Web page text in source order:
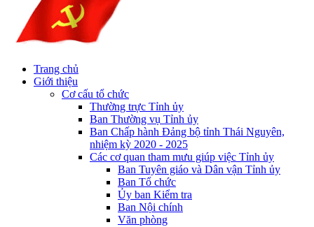
Trang chủ
Giới thiệu
Cơ cấu tổ chức
Thường trực Tỉnh ủy
Ban Thường vụ Tỉnh ủy
Ban Chấp hành Đảng bộ tỉnh Thái Nguyên,
nhiệm kỳ 2020 - 2025
Các cơ quan tham mưu giúp việc Tỉnh ủy
Ban Tuyên giáo và Dân vận Tỉnh ủy
Ban Tổ chức
Ủy ban Kiểm tra
Ban Nội chính
Văn phòng